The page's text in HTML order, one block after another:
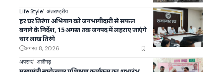
Life Style अंतराष्ट्रीय
हर घर तिरंगा अभियान को जनभागीदारी से सफल
बनाने के निर्देश, 15 अगस्त तक जनपद में लहराए जाएंगे
चार लाख तिरंगे
अगस्त 8, 2026
अपराध अलीगढ़